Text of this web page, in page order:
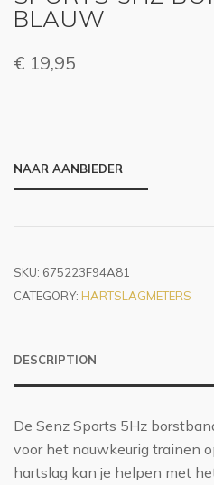
BLAUW
€ 19,95
NAAR AANBIEDER
SKU: 675223F94A81
CATEGORY: HARTSLAGMETERS
DESCRIPTION
De Senz Sports 5Hz
voor het nauwkeurig trainen
hartslag kan je helpen met